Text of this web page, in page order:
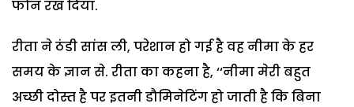
फोन रख दिया.
रीता ने ठंडी सांस ली, परेशान हो गई है वह नीमा के हर
समय के ज्ञान से. रीता का कहना है, ‘‘नीमा मेरी बहुत
अच्छी दोस्त है पर इतनी डौमिनेटिंग हो जाती है कि बिना